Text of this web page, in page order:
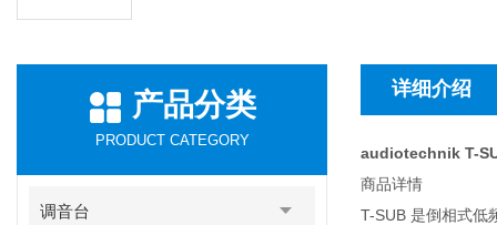
产品分类
PRODUCT CATEGORY
调音台
详细介绍
audiotechnik T-
商品详情
T-SUB 是倒相式低